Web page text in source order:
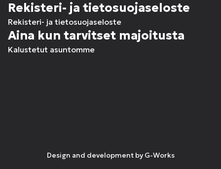
Rekisteri- ja tietosuojaseloste
Rekisteri- ja tietosuojaseloste
Aina kun tarvitset majoitusta
Kalustetut asuntomme
Design and development by G-Works